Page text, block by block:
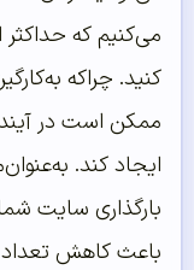
کنید. چراکه
ممکن است در
ایجاد کند.
بارگذاری سایت
باعث کاهش